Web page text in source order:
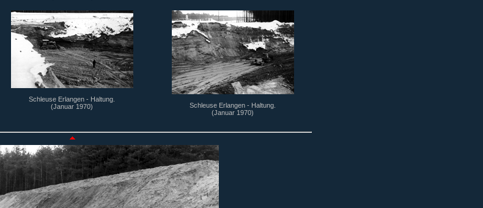
Schleuse Erlangen - Haltung.
(Januar 1970)
Schleuse Erlangen - Haltung.
(Januar 1970)